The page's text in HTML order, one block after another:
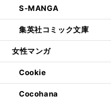
S-MANGA
集英社コミック文庫
女性マンガ
Cookie
Cocohana